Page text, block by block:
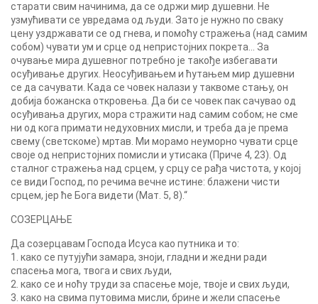
старати свим начинима, да се одржи мир душевни. Не
узмућивати се увредама од људи. Зато је нужно по сваку
цену уздржавати се од гнева, и помоћу стражења (над самим
собом) чувати ум и срце од непристојних покрета… За
очување мира душевног потребно је такође избегавати
осуђивање других. Неосуђивањем и ћутањем мир душевни
се да сачувати. Када се човек налази у таквоме стању, он
добија божанска откровења. Да би се човек пак сачувао од
осуђивања других, мора стражити над самим собом; не сме
ни од кога примати недуховних мисли, и треба да је према
свему (светскоме) мртав. Ми морамо неуморно чувати срце
своје од непристојних помисли и утисака (Приче 4, 23). Од
сталног стражења над срцем, у срцу се рађа чистота, у којој
се види Господ, по речима вечне истине: блажени чисти
срцем, јер ће Бога видети (Мат. 5, 8).“
СОЗЕРЦАЊЕ
Да созерцавам Господа Исуса као путника и то:
1. како се путујући замара, зноји, гладни и жедни ради
спасења мога, твога и свих људи,
2. како се и ноћу труди за спасење моје, твоје и свих људи,
3. како на свима путовима мисли, брине и жели спасење